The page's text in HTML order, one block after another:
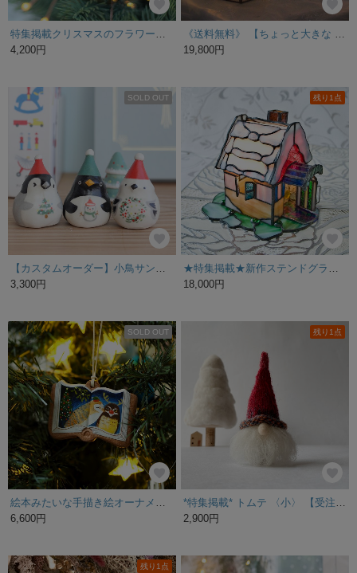
4,200円
19,800円
SOLD OUT
3,300円
残り1点
18,000円
SOLD OUT
6,600円
残り1点
2,900円
残り1点